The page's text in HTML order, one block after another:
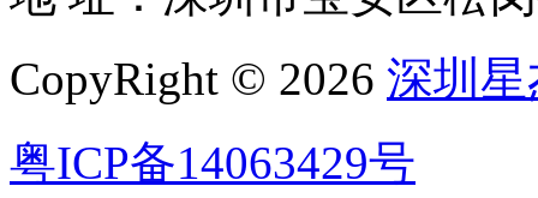
CopyRight © 2026 深圳
粤ICP备14063429号